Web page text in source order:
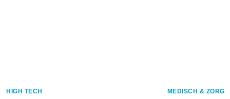
HIGH TECH MEDISCH & ZORG